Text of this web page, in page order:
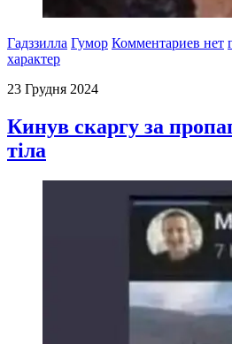
Гадззилла Гумор Комментариев нет
характер
23 Грудня 2024
Кинув скаргу за
тіла